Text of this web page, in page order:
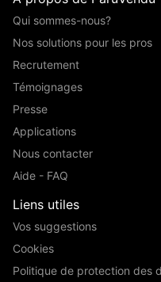
Qui sommes-nous?
Nos solutions pour les pros
Recrutement
Témoignages
Presse
Applications
Nous contacter
Aide - FAQ
Liens utiles
Vos suggestions
Cookies
Politique de protection des